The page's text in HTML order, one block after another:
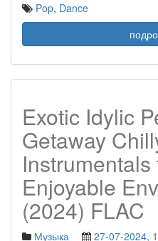
Pop, Dance
Exotic Idylic
Getaway
Instrumentals
Enjoyable
(2024) FLAC
Музыка 27-07-2024,